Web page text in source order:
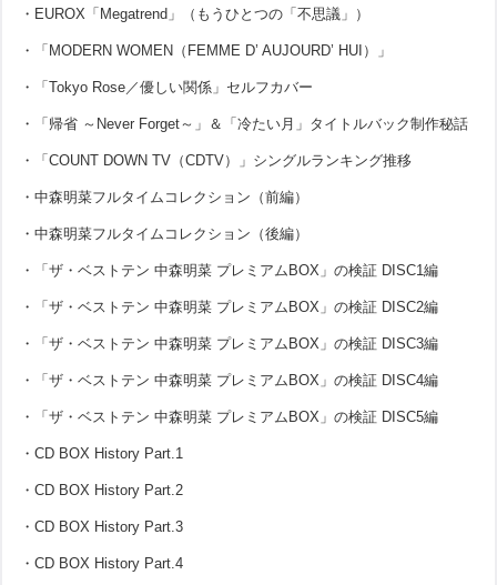
・EUROX「Megatrend」（もうひとつの「不思議」）
・「MODERN WOMEN（FEMME D’ AUJOURD’ HUI）」
・「Tokyo Rose／優しい関係」セルフカバー
・「帰省 ～Never Forget～」＆「冷たい月」タイトルバック制作秘話
・「COUNT DOWN TV（CDTV）」シングルランキング推移
・中森明菜フルタイムコレクション（前編）
・中森明菜フルタイムコレクション（後編）
・「ザ・ベストテン 中森明菜 プレミアムBOX」の検証 DISC1編
・「ザ・ベストテン 中森明菜 プレミアムBOX」の検証 DISC2編
・「ザ・ベストテン 中森明菜 プレミアムBOX」の検証 DISC3編
・「ザ・ベストテン 中森明菜 プレミアムBOX」の検証 DISC4編
・「ザ・ベストテン 中森明菜 プレミアムBOX」の検証 DISC5編
・CD BOX History Part.1
・CD BOX History Part.2
・CD BOX History Part.3
・CD BOX History Part.4